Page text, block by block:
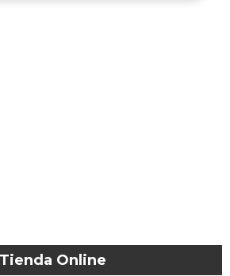
Tienda Online